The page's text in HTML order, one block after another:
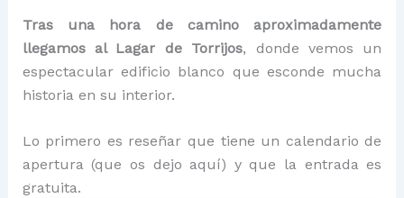
Tras una hora de camino aproximadamente
llegamos al Lagar de Torrijos, donde vemos un
espectacular edificio blanco que esconde mucha
historia en su interior.
Lo primero es reseñar que tiene un calendario de
apertura (que os dejo aquí) y que la entrada es
gratuita.